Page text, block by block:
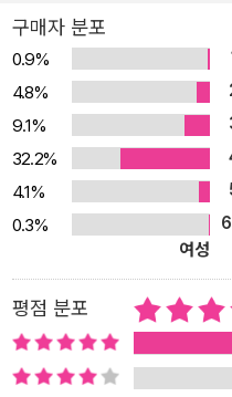
세계는 우리의 일반적인 상식
것이 사실이다. 그래서 이러한
따라, 이해할 수 있는 정도가 결
·2·3차원 등의 기초 개념은 물
개념을 정밀하게 계획된 순서
전 지식 없이도 차원 이론을 충분
릿속에 그리기 어려운 차원의
계를 우리 눈으로 볼 수는 없다
에 그리기는 대단히 어렵다. 최
스트레이션으로 소개하는 과
서도 힘을 발휘한다. 4차원 공
인 등의 개념을 그림으로 제시
해할 수 있도록 이끌어 준다. ● 일반 독자를 위한, 차원에 관한 ‘Q&A
구매자 분포
0.9%
4.8%
9.1%
32.2%
4.1%
0.3%
여성
평점 분포